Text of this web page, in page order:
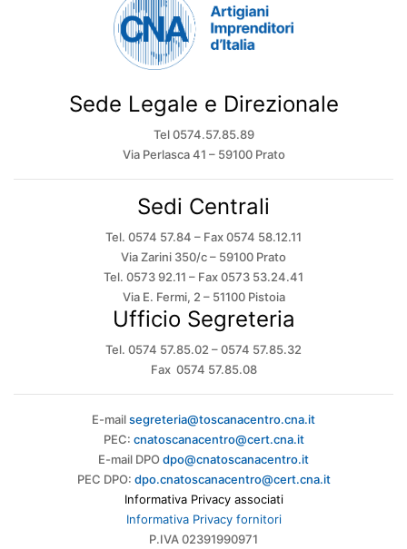
Sede Legale e Direzionale
Tel 0574.57.85.89
Via Perlasca 41 – 59100 Prato
Sedi Centrali
Tel. 0574 57.84 – Fax 0574 58.12.11
Via Zarini 350/c – 59100 Prato
Tel. 0573 92.11 – Fax 0573 53.24.41
Via E. Fermi, 2 – 51100 Pistoia
Ufficio Segreteria
Tel. 0574 57.85.02 – 0574 57.85.32
Fax 0574 57.85.08
E-mailsegreteria@toscanacentro.cna.it
PEC: cnatoscanacentro@cert.cna.it
E-mail DPOdpo@cnatoscanacentro.it
PEC DPO: dpo.cnatoscanacentro@cert.cna.it
Informativa Privacy associati
Informativa Privacy fornitori
P.IVA 02391990971